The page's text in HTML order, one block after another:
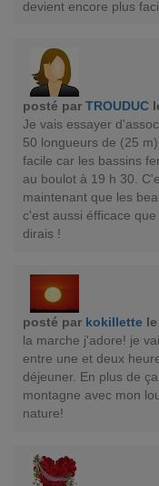
devient encore plus
posté par TROUDUC
Je vais essayer
50 longueurs de (25
facile car les bassins
au boulot à 19 h 30.
maintenant que les
c'est aussi éfficace
dirais !
posté par kokillette
la marche j'adore! je
entre une et deux
déjeuner. En plus de
montagne avec mon
nature!